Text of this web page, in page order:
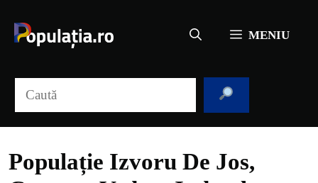
conținut
MENIU
Populație Izvoru De Jos,